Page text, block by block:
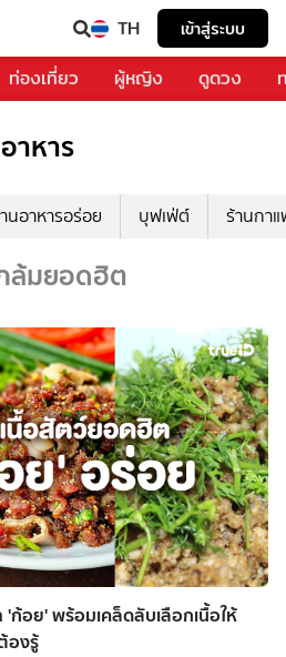
TH เข้าสู่ระบบ
ท่องเที่ยว ผู้หญิง ดูดวง
อาหาร
นอาหารอร่อย บุฟเฟ่ต์ ร้านกา
ล้มยอดฮิต
อย' พร้อมเคล็ดลับเลือกเนื้อให้
องรู้